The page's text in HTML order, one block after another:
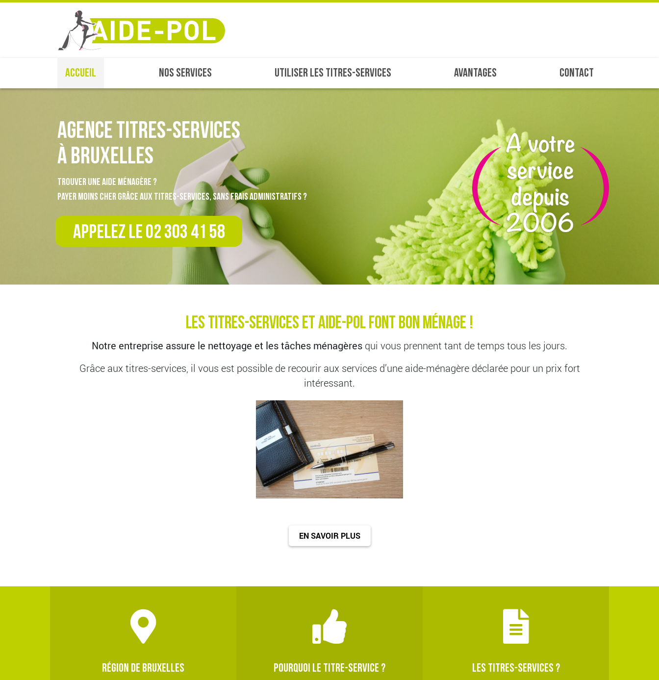
ACCUEIL NOS SERVICES UTILISER LES TITRES-SERVICES AVANTAGES CONTACT
Trouver une aide ménagère ?
Payer moins cher grâce aux titres-services, sans frais administratifs ?
Agence Titres-Services
à Bruxelles
APPELEZ LE 02 303 41 58
Les Titres-Services et AIDE-POL font bon ménage !
Notre entreprise assure le nettoyage et les tâches ménagères qui vous prennent tant de temps tous les jours.
Grâce aux titres-services, il vous est possible de recourir aux services d’une aide-ménagère déclarée pour un prix fort
intéressant.
EN SAVOIR PLUS
Région de Bruxelles Pourquoi le titre-service ? Les titres-services ?